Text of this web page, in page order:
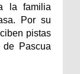
la familia
Por su
pistas
Pascua